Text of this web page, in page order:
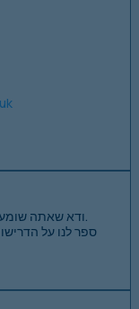
ודא שאתה שומע תחילה על מכירות ההשקעה בנכס החדש שלנו.
ספר לנו על